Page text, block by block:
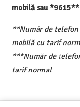
mobilă sau
**Număr de
mobilă cu tarif
***Număr de
tarif normal